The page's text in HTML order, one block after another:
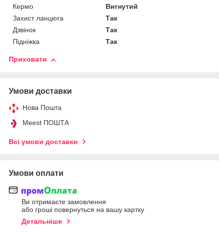
Кермо
Вигнутий
Захист ланцюга
Так
Дзвінок
Так
Підніжка
Так
Приховати
Умови доставки
Нова Пошта
Meest ПОШТА
Всі умови доставки
Умови оплати
Ви отримаєте замовлення
або гроші повернуться на вашу картку
Детальніше